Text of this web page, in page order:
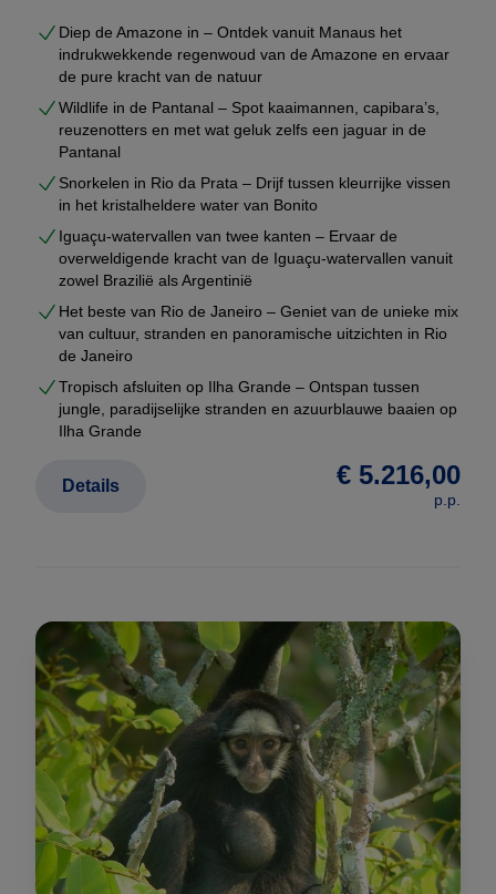
Diep de Amazone in – Ontdek vanuit Manaus het
indrukwekkende regenwoud van de Amazone en ervaar
de pure kracht van de natuur
Wildlife in de Pantanal – Spot kaaimannen, capibara’s,
reuzenotters en met wat geluk zelfs een jaguar in de
Pantanal
Snorkelen in Rio da Prata – Drijf tussen kleurrijke vissen
in het kristalheldere water van Bonito
Iguaçu-watervallen van twee kanten – Ervaar de
overweldigende kracht van de Iguaçu-watervallen vanuit
zowel Brazilië als Argentinië
Het beste van Rio de Janeiro – Geniet van de unieke mix
van cultuur, stranden en panoramische uitzichten in Rio
de Janeiro
Tropisch afsluiten op Ilha Grande – Ontspan tussen
jungle, paradijselijke stranden en azuurblauwe baaien op
Ilha Grande
€ 5.216,00
p.p.
Details